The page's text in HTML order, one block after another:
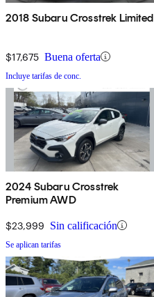
2018 Subaru Crosstrek Limited
$17,675 Buena oferta
Incluye tarifas de conc.
2024 Subaru Crosstrek
Premium AWD
$23,999 Sin calificación
Se aplican tarifas